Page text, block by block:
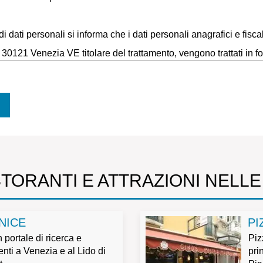
dati personali si informa che i dati personali anagrafici e
Venezia VE titolare del trattamento, vengono trattati in
una efficace gestione dei rapporti commerciali.
utilizzati dall’impresa per l’invio di comunicazioni
di marketing, pubblicitarie e promozionali e non saranno
7 del DL 196/2003 (tra cui i diritti di accesso, rettifica,
E ATTRAZIONI
portale di ricerca e
a Venezia e al Lido di